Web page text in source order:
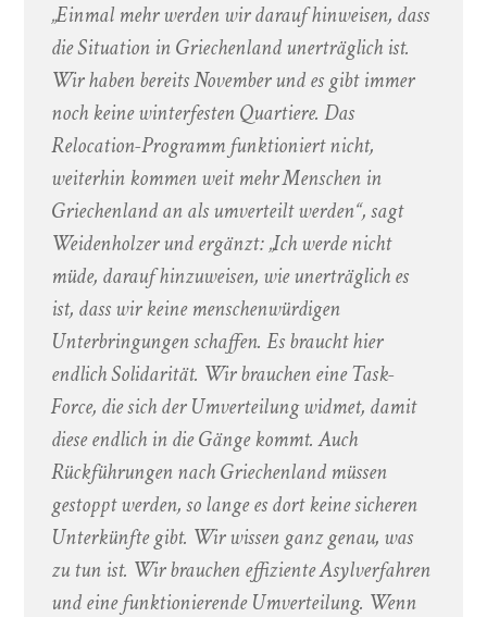
„Einmal mehr werden wir darauf hinweisen, dass
die Situation in Griechenland unerträglich ist.
Wir haben bereits November und es gibt immer
noch keine winterfesten Quartiere. Das
Relocation-Programm funktioniert nicht,
weiterhin kommen weit mehr Menschen in
Griechenland an als umverteilt werden“, sagt
Weidenholzer und ergänzt: „Ich werde nicht
müde, darauf hinzuweisen, wie unerträglich es
ist, dass wir keine menschenwürdigen
Unterbringungen schaffen. Es braucht hier
endlich Solidarität. Wir brauchen eine Task-
Force, die sich der Umverteilung widmet, damit
diese endlich in die Gänge kommt. Auch
Rückführungen nach Griechenland müssen
gestoppt werden, so lange es dort keine sicheren
Unterkünfte gibt. Wir wissen ganz genau, was
zu tun ist. Wir brauchen effiziente Asylverfahren
und eine funktionierende Umverteilung. Wenn